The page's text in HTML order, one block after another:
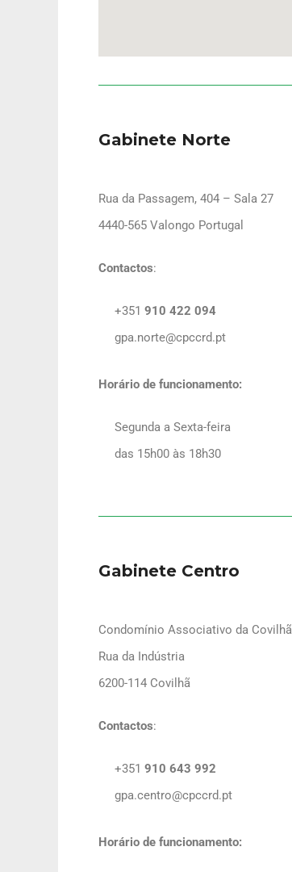
Gabinete Norte
Rua da Passagem, 404 – Sala 27
4440-565 Valongo Portugal
Contactos:
+351 910 422 094
gpa.norte@cpccrd.pt
Horário de funcionamento:
Segunda a Sexta-feira
das 15h00 às 18h30
Gabinete Centro
Condomínio Associativo da Covilhã
Rua da Indústria
6200-114 Covilhã
Contactos:
+351 910 643 992
gpa.centro@cpccrd.pt
Horário de funcionamento: